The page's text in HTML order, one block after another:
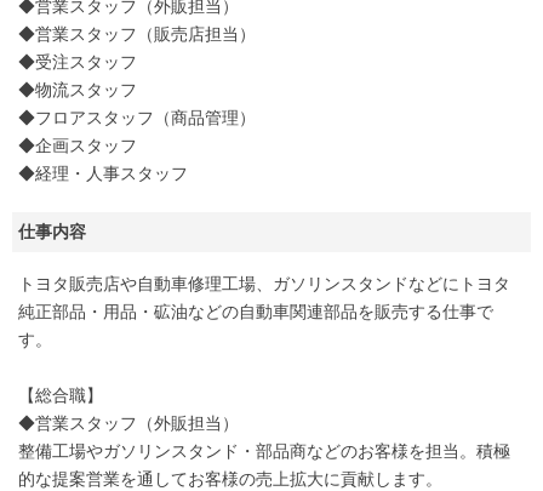
◆営業スタッフ（外販担当）
◆営業スタッフ（販売店担当）
◆受注スタッフ
◆物流スタッフ
◆フロアスタッフ（商品管理）
◆企画スタッフ
◆経理・人事スタッフ
仕事内容
トヨタ販売店や自動車修理工場、ガソリンスタンドなどにトヨタ
純正部品・用品・砿油などの自動車関連部品を販売する仕事で
す。
【総合職】
◆営業スタッフ（外販担当）
整備工場やガソリンスタンド・部品商などのお客様を担当。積極
的な提案営業を通してお客様の売上拡大に貢献します。